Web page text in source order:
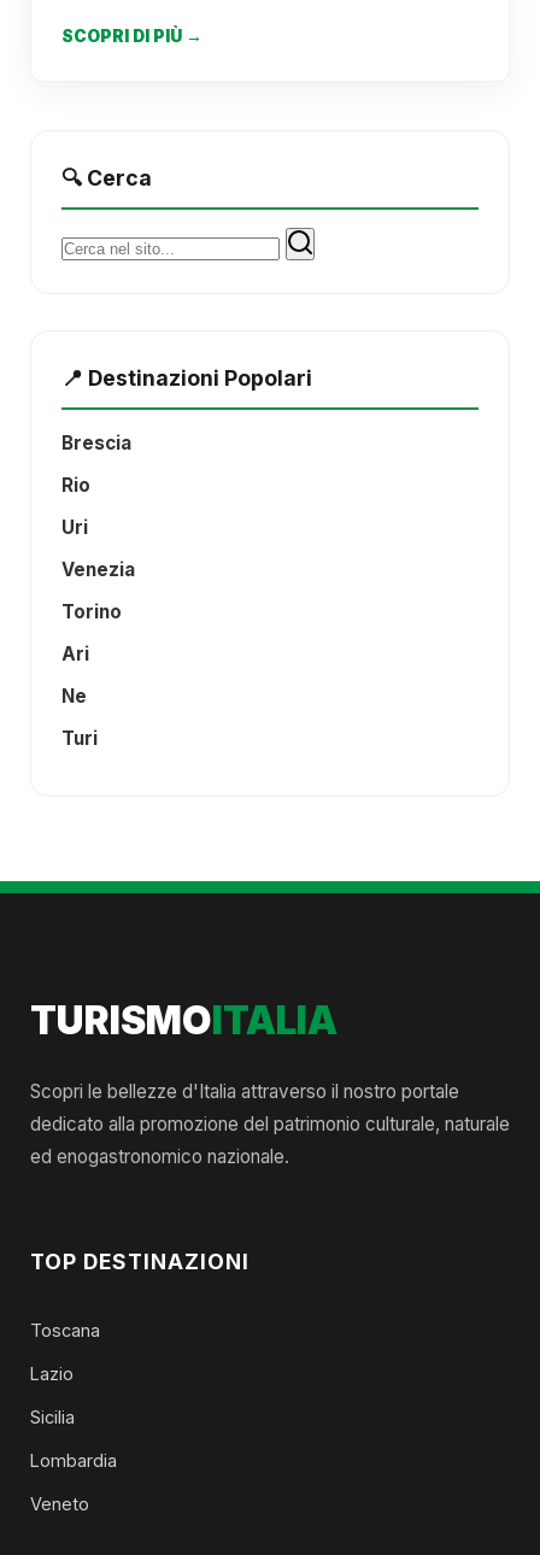
SCOPRI DI PIÙ →
🔍 Cerca
Cerca:
📍 Destinazioni Popolari
Brescia
Rio
Uri
Venezia
Torino
Ari
Ne
Turi
TURISMOITALIA
Scopri le bellezze d'Italia attraverso il nostro portale
dedicato alla promozione del patrimonio culturale, naturale
ed enogastronomico nazionale.
TOP DESTINAZIONI
Toscana
Lazio
Sicilia
Lombardia
Veneto